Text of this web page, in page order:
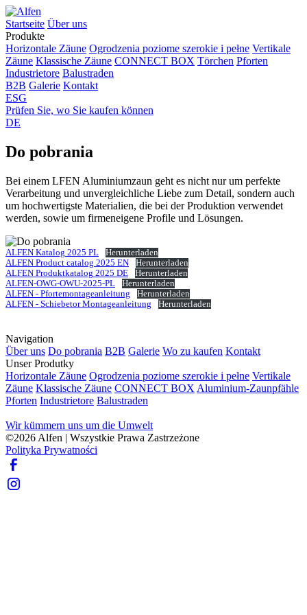
Startseite Über uns
Produkte
Horizontale Zäune Ogrodzenia poziome szerokie i pełne Vertikale
Zäune Klassische Zäune CONNECT BOX Törchen Pforten
Industrietore Balustraden
B2B Galerie Kontakt
ESG
Prüfen Sie, wo Sie kaufen können
DE
Do pobrania
Bei einem LFEN Aluminiumzaun geht es nicht nur um perfekte
Verarbeitung und unvergleichliche Liebe zum Detail, sondern auch
um hochwertigste Materialien, die bei der Produktion verwendet
werden, sowie um firmeneigene Profile und Lösungen.
ALFEN Katalog 2025 PL
Herunterladen
ALFEN Product catalog 2025 EN
Herunterladen
ALFEN Produktkatalog 2025 DE
Herunterladen
ALFEN-OWG-OWU-2025-PL
Herunterladen
ALFEN - Pfortemontageanleitung
Herunterladen
ALFEN - Schiebetor Montageanleitung
Herunterladen
Navigation
Über uns Do pobrania B2B Galerie Wo zu kaufen Kontakt
Unser Produtky
Horizontale Zäune Ogrodzenia poziome szerokie i pełne Vertikale
Zäune Klassische Zäune CONNECT BOX Aluminium-Zaunpfähle
Pforten Industrietore Balustraden
Wir kümmern uns um die Umwelt
©2026 Alfen | Wszystkie Prawa Zastrzeżone
Polityka Prywatności